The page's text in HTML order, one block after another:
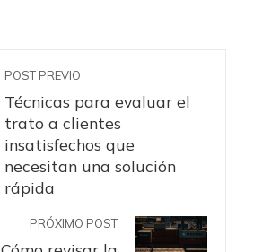
POST PREVIO
Técnicas para evaluar el
trato a clientes
insatisfechos que
necesitan una solución
rápida
PRÓXIMO POST